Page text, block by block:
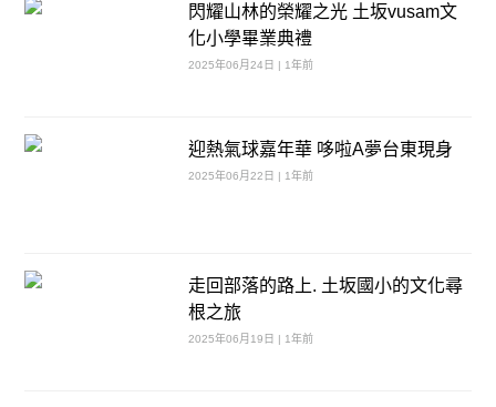
閃耀山林的榮耀之光 土坂vusam文
化小學畢業典禮
2025年06月24日 | 1年前
迎熱氣球嘉年華 哆啦A夢台東現身
2025年06月22日 | 1年前
走回部落的路上. 土坂國小的文化尋
根之旅
2025年06月19日 | 1年前